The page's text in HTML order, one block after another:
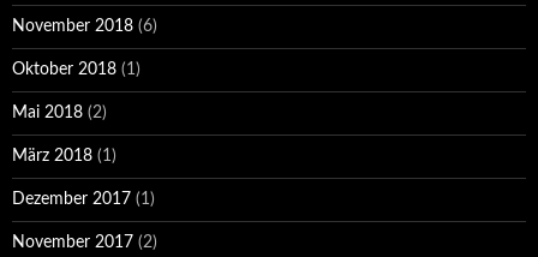
November 2018 (6)
Oktober 2018 (1)
Mai 2018 (2)
März 2018 (1)
Dezember 2017 (1)
November 2017 (2)